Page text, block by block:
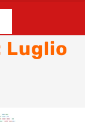
Luglio